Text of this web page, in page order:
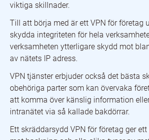
viktiga skillnader.
Till att börja med är ett VPN för företag
skydda integriteten för hela
verksamheten ytterligare skydd mot
av nätets IP adress.
VPN tjänster erbjuder också det bästa
obehöriga parter som kan övervaka
att komma över känslig information
intranätet via så kallade bakdörrar.
Ett skräddarsydd VPN för företag ger